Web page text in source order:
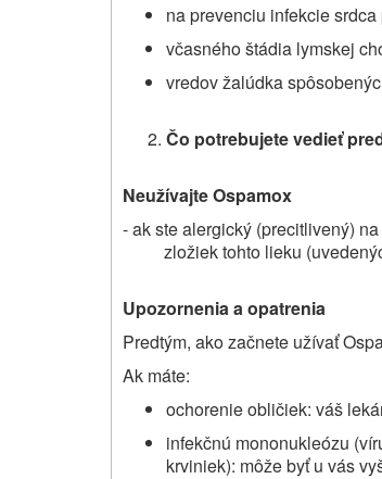
na prevenciu infekcie
včasného štádia lymskej
vredov žalúdka
Čo potrebujete vedieť
Neužívajte Ospamox
- ak ste alergický (precitlivený)
zložiek tohto lieku
Upozornenia a opatrenia
Predtým, ako začnete užívať
Ak máte:
ochorenie obličiek: váš
infekčnú mononukleózu
krviniek): môže byť u vás